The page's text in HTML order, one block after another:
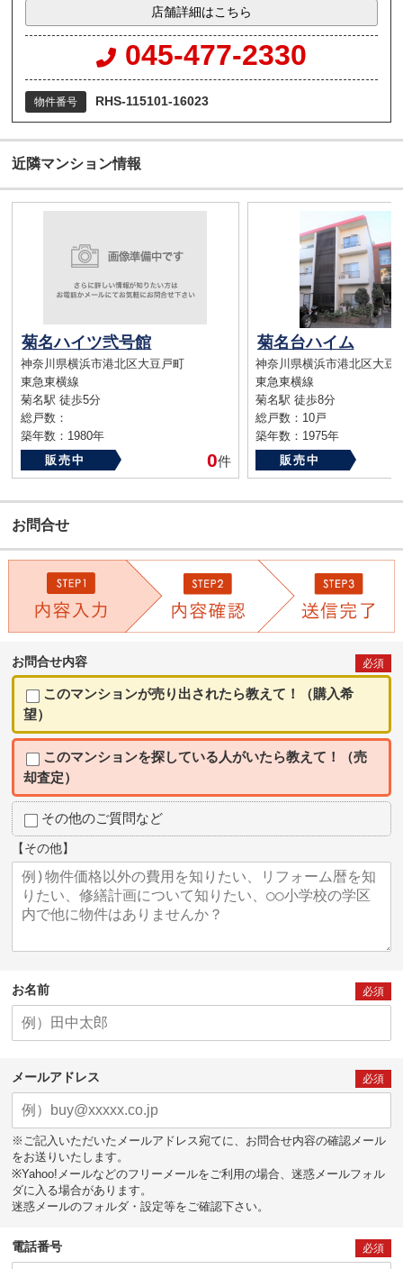
店舗詳細はこちら
045-477-2330
物件番号 RHS-115101-16023
近隣マンション情報
菊名ハイツ弐号館
神奈川県横浜市港北区大豆戸町
東急東横線
菊名駅 徒歩5分
総戸数：
築年数：1980年
販売中
0件
菊名台ハイム
神奈川県横浜市港北区大豆
東急東横線
菊名駅 徒歩8分
総戸数：10戸
築年数：1975年
販売中
お問合せ
お問合せ内容 必須
このマンションが売り出されたら教えて！（購入希
望）
このマンションを探している人がいたら教えて！（売
却査定）
その他のご質問など
【その他】
お名前 必須
メールアドレス 必須
※ご記入いただいたメールアドレス宛てに、お問合せ内容の確認メール
をお送りいたします。
※Yahoo!メールなどのフリーメールをご利用の場合、迷惑メールフォル
ダに入る場合があります。
迷惑メールのフォルダ・設定等をご確認下さい。
電話番号 必須